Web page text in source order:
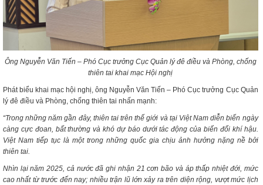
Ông Nguyễn Văn Tiến – Phó Cục trưởng Cục Quản lý đê điều và Phòng, chống
thiên tai khai mạc Hội nghị
Phát biểu khai mạc hội nghị, ông Nguyễn Văn Tiến – Phó Cục trưởng Cục Quản
lý đê điều và Phòng, chống thiên tai nhấn mạnh:
“Trong những năm gần đây, thiên tai trên thế giới và tại Việt Nam diễn biến ngày
càng cực đoan, bất thường và khó dự báo dưới tác động của biến đổi khí hậu.
Việt Nam tiếp tục là một trong những quốc gia chịu ảnh hưởng nặng nề bởi
thiên tai.
Nhìn lại năm 2025, cả nước đã ghi nhận 21 cơn bão và áp thấp nhiệt đới, mức
cao nhất từ trước đến nay; nhiều trận lũ lớn xảy ra trên diện rộng, vượt mức lịch